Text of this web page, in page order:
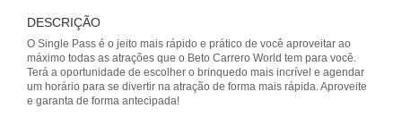
DESCRIÇÃO
O Single Pass é o jeito mais rápido e prático de você aproveitar ao
máximo todas as atrações que o Beto Carrero World tem para você.
Terá a oportunidade de escolher o brinquedo mais incrível e agendar
um horário para se divertir na atração de forma mais rápida. Aproveite
e garanta de forma antecipada!